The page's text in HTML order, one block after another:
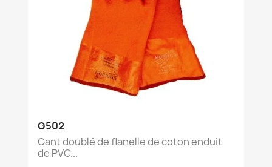
G502
Gant doublé de flanelle de coton enduit
de PVC...